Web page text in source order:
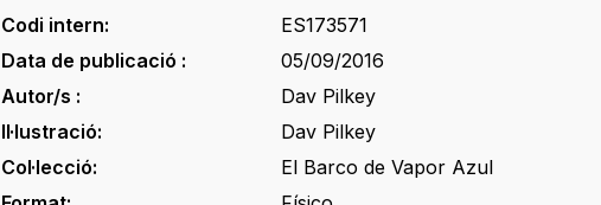
Codi intern:
ES173571
Data de publicació :
05/09/2016
Autor/s :
Dav Pilkey
Il·lustració:
Dav Pilkey
Col·lecció:
El Barco de Vapor Azul